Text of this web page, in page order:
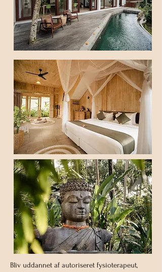
Bliv uddannet af autoriseret fysioterapeut,